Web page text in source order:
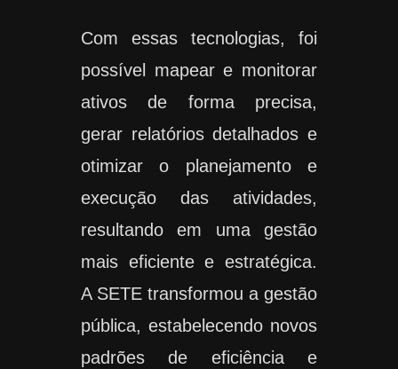
Com essas tecnologias, foi
possível mapear e monitorar
ativos de forma precisa,
gerar relatórios detalhados e
otimizar o planejamento e
execução das atividades,
resultando em uma gestão
mais eficiente e estratégica.
A SETE transformou a gestão
pública, estabelecendo novos
padrões de eficiência e